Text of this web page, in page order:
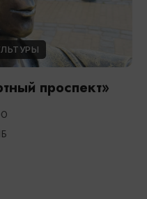
проспект»